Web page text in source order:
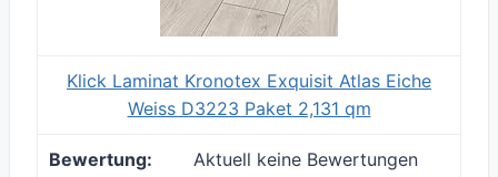
Klick Laminat Kronotex Exquisit Atlas Eiche
Weiss D3223 Paket 2,131 qm
Aktuell keine Bewertungen